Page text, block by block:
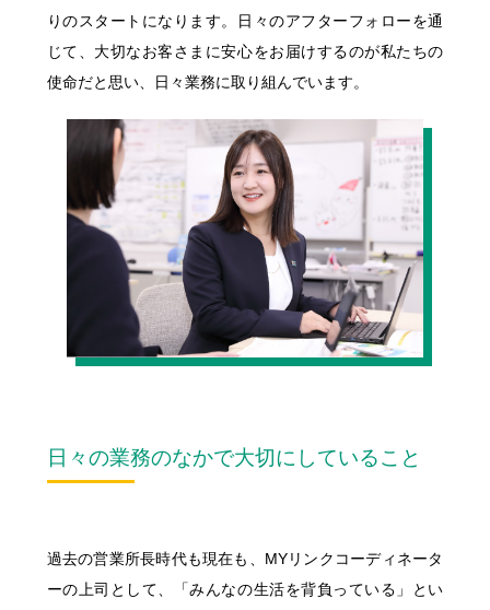
りのスタートになります。日々のアフターフォローを通
じて、大切なお客さまに安心をお届けするのが私たちの
使命だと思い、日々業務に取り組んでいます。
日々の業務のなかで大切にしていること
過去の営業所長時代も現在も、MYリンクコーディネータ
ーの上司として、「みんなの生活を背負っている」とい